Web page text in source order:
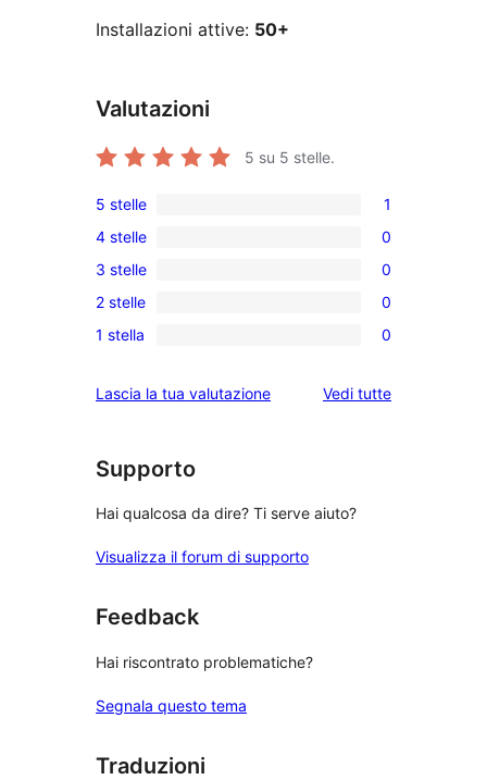
Installazioni attive: 50+
Valutazioni
5 su 5 stelle.
1
5-
recensioni
a
stelle
5 stelle 1
0
recensioni
a
4-
4 stelle 0
0
recensioni
a
stelle
3 stelle 0
0
recensioni
2-
2 stelle 0
0
a
stelle
1 stella 0
Lascia la tua valutazione Vedi tuttele
Supporto
Hai qualcosa da dire? Ti serve aiuto?
Visualizza il forum di supporto
Feedback
Hai riscontrato problematiche?
Segnala questo tema
Traduzioni